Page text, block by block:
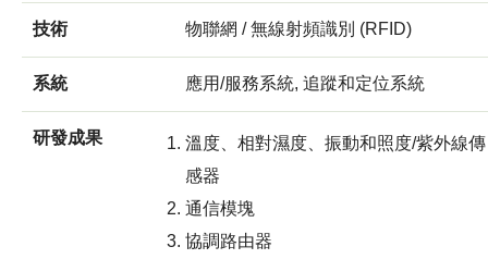
技術 物聯網 / 無線射頻識別 (RFID)
系統 應用/服務系統, 追蹤和定位系統
研發成果
溫度、相對濕度、振動和照度/紫外線傳
感器
通信模塊
協調路由器